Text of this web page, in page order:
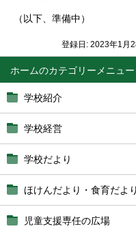
ホーム
学校紹介
学校経営
学校だより
ほけんだより・食育だよ
児童支援専任の広場
（以下、準備中）
登録日: 2023年1月